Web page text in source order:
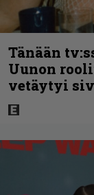
Tänään
Uunon
vetäytyi